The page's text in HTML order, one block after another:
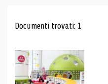
Risultati di
Documenti trovati: 1